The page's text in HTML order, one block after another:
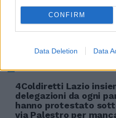
CONFIRM
Data Deletion Data
Pagamenti lunghi tra
media 89 giorni
4Coldiretti Lazio
delegazioni da ogni
hanno protestato
via Palestro per